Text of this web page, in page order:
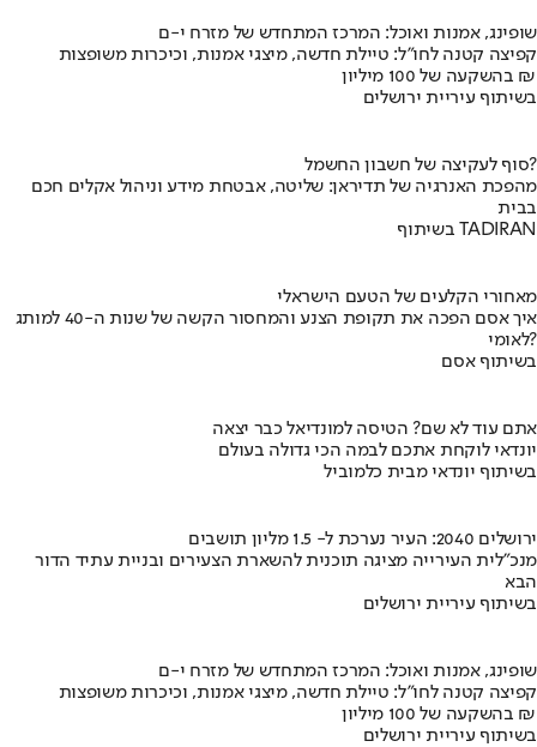
שופינג, אמנות ואוכל: המרכז המתחדש של מזרח י-ם
קפיצה קטנה לחו"ל: טיילת חדשה, מיצגי אמנות, וכיכרות משופצות
בהשקעה של 100 מיליון ₪
בשיתוף עיריית ירושלים
סוף לעקיצה של חשבון החשמל?
מהפכת האנרגיה של תדיראן: שליטה, אבטחת מידע וניהול אקלים חכם
בבית
בשיתוף TADIRAN
מאחורי הקלעים של הטעם הישראלי
איך אסם הפכה את תקופת הצנע והמחסור הקשה של שנות ה-40 למותג
לאומי?
בשיתוף אסם
אתם עוד לא שם? הטיסה למונדיאל כבר יצאה
יונדאי לוקחת אתכם לבמה הכי גדולה בעולם
בשיתוף יונדאי מבית כלמוביל
ירושלים 2040: העיר נערכת ל- 1.5 מליון תושבים
מנכ"לית העירייה מציגה תוכנית להשארת הצעירים ובניית עתיד הדור
הבא
בשיתוף עיריית ירושלים
שופינג, אמנות ואוכל: המרכז המתחדש של מזרח י-ם
קפיצה קטנה לחו"ל: טיילת חדשה, מיצגי אמנות, וכיכרות משופצות
בהשקעה של 100 מיליון ₪
בשיתוף עיריית ירושלים